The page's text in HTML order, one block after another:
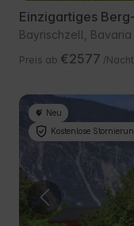
Einzigartiges
Bayrischzell,
Preis ab €2577 /Nacht
Neu
Kostenlose